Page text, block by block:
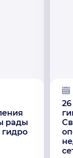
рады
гидро